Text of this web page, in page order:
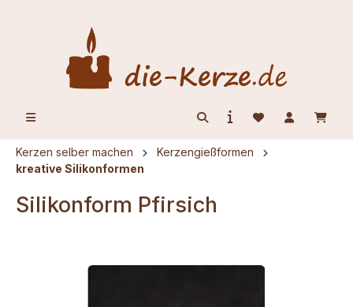
Kerzen selber machen
Kerzengießformen
kreative Silikonformen
Silikonform Pfirsich
Bildergalerie überspringen